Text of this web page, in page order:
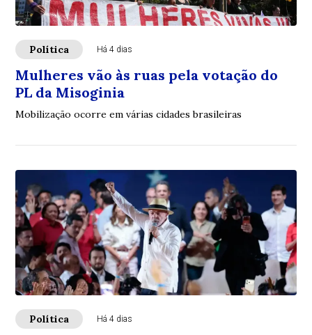
Política Há 4 dias
Mulheres vão às ruas pela votação do
PL da Misoginia
Mobilização ocorre em várias cidades brasileiras
Política Há 4 dias